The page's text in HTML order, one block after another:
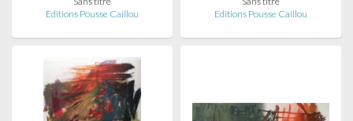
Editions Pousse Caillou
Editions Pousse Caillou